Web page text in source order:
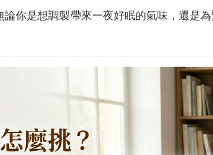
你是想調製帶來一夜好眠的氣味，還是